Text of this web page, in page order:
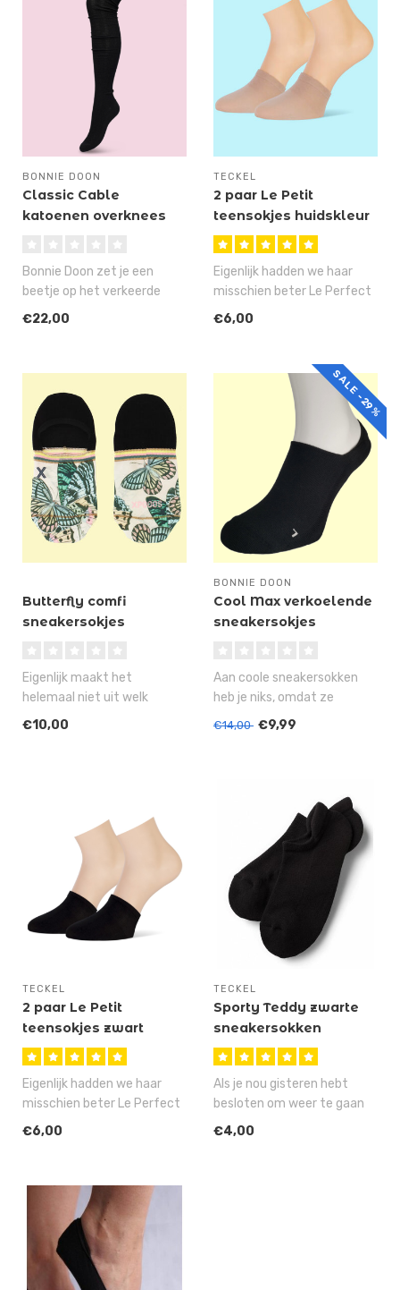
BONNIE DOON
Classic Cable
katoenen overknees
Bonnie Doon zet je een
beetje op het verkeerde
been met de Classic Cable
€22,00
TECKEL
2 paar Le Petit
teensokjes huidskleur
Eigenlijk hadden we haar
misschien beter Le Perfect
Petit kunnen noemen, want
€6,00
Butterfly comfi
sneakersokjes
Eigenlijk maakt het
helemaal niet uit welk
design op de XPOOOS
€10,00
SALE -29%
BONNIE DOON
Cool Max verkoelende
sneakersokjes
Aan coole sneakersokken
heb je niks, omdat ze
meestal onzichtbaar zijn in
€14,00 €9,99
TECKEL
2 paar Le Petit
teensokjes zwart
Eigenlijk hadden we haar
misschien beter Le Perfect
Petit kunnen noemen, want
€6,00
TECKEL
Sporty Teddy zwarte
sneakersokken
Als je nou gisteren hebt
besloten om weer te gaan
sporten en je bestelt
€4,00